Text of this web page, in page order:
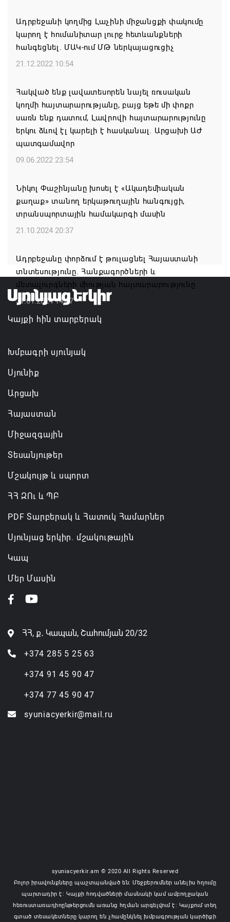
06.08.2026 12:08
Մեկնարկել է «Շուկայի զարգացող ՓՄՁ
դերակատարների» աջակցության մրցութային
06.08.2026 12:05
Կապան քաղաքում ավարտին է հասցվել
համայնքապետարանի պատվիրատվությամբ
իրականացված ևս մեկ ծրագիր
06.08.2026 11:58
Ինչո՞ւ է Հաջիևն ավելի վստահ, քան Փաշինյանը․
Սուրեն Սուրենյանց
06.08.2026 11:57
«պռավալ տալ»
06.08.2026 10:57
Իրավունք չունեն իրենց վիրավորվածությունը
ցույց տալ
Ադրբեջանի կողմից Լաչինի միջանցքի փակումը
կարող է հումանիտար լուրջ հետևանքների
հանգեցնել. ՄԱԿ-ում ՄԹ ներկայացուցիչ
21.12.2022 10:54
Հակված ենք լավատեսորեն նայել ռուսական
կողմի հայտարարությանը, բայց եթե մի փոքր
սառն ենք դատում, Լավրովի հայտարարությունը
երկու ձևով էլ կարելի է հասկանալ. Արցախի ԱԺ
պատգամավոր
09.06.2022 23:54
Նիկոլ Փաշինյանը խոսել է «Ակադեմիական
քաղաք» տանող երկաթուղային հանգույցի,
տրանսպորտային համակարգի մասին
21.10.2024 20:37
Ադրբեջանը փորձում է թուլացնել Հայաստանի
տնտեսությունը. Հանքագործների և
մետալուրգների միության հայտարարությունը
31.01.2024 14:57
Կայքի հին տարբերակ
Խմբագրի սյունյակ
Սյունիք
Արցախ
Հայաստան
Միջազգային
Տեսանյութեր
Մշակույթ և սպորտ
ՀՀ ԶՈւ և ՊԲ
PDF Տարբերակ և Հատուկ Համարներ
Սյունյաց երկիր. մշակութային
Կապ
Մեր Մասին
ՀՀ, ք․ Կապան, Շահումյան 20/32
+374 285 5 25 63
+374 91 45 90 47
+374 77 45 90 47
syuniacyerkir@mail.ru
syuniacyerkir.am © 2020 All Rights Reserved
Բոլոր իրավունքները պաշտպանված են: Մեջբերումներ անելիս հղումը
պարտադիր է: Կայքի հոդվածների մասնակի կամ ամբողջական
հեռուստառադիոընթերցումն առանց հղման արգելվում է: Կայքում տեղ
գտած տեսակետները կարող են չհամընկնել խմբագրության կարծիքի